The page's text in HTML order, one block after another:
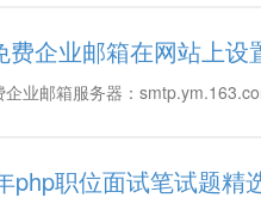
费企业邮箱在网站上设
企业邮箱服务器：​
php职位面试笔试题精